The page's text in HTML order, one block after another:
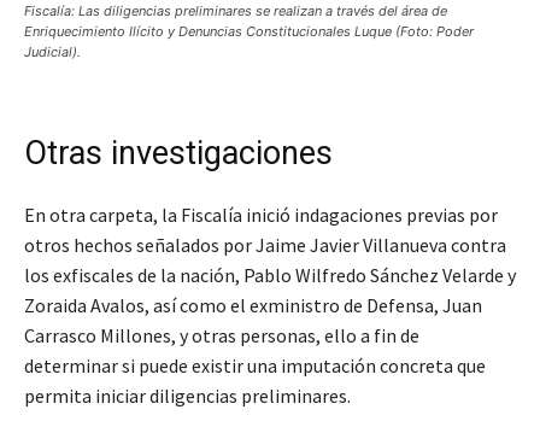
Fiscalía: Las diligencias preliminares se realizan a través del área de
Enriquecimiento Ilícito y Denuncias Constitucionales Luque (Foto: Poder
Judicial).
Otras investigaciones
En otra carpeta, la Fiscalía inició indagaciones previas por
otros hechos señalados por Jaime Javier Villanueva contra
los exfiscales de la nación, Pablo Wilfredo Sánchez Velarde y
Zoraida Avalos, así como el exministro de Defensa, Juan
Carrasco Millones, y otras personas, ello a fin de
determinar si puede existir una imputación concreta que
permita iniciar diligencias preliminares.